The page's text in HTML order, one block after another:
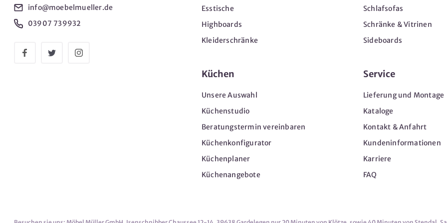
info@moebelmueller.de
03907 739932
Esstische
Highboards
Kleiderschränke
Schlafsofas
Schränke & Vitrinen
Sideboards
Küchen
Unsere Auswahl
Küchenstudio
Beratungstermin vereinbaren
Küchenkonfigurator
Küchenplaner
Küchenangebote
Service
Lieferung und Montage
Kataloge
Kontakt & Anfahrt
Kundeninformationen
Karriere
FAQ